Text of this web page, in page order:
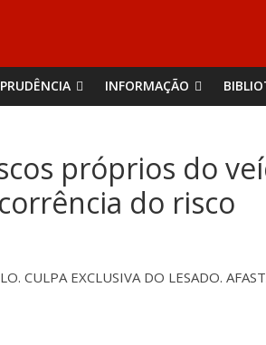
INFORMAÇÃO
próprios do
do risco
CULPA EXCLUSIVA DO LESADO.